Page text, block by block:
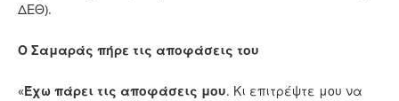
ΔΕΘ).
Ο Σαμαράς πήρε τις αποφάσεις του
«Έχω πάρει τις αποφάσεις μου. Κι επιτρέψτε μου να